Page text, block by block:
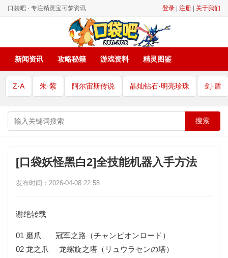
口袋吧 · 专注精灵宝可梦资讯 登录 注册 关于我们
新闻资讯 攻略秘籍 游戏资料 精灵图鉴
Z·A 朱·紫 阿尔宙斯传说 晶灿钻石·明亮珍珠 剑·盾
搜索
[口袋妖怪黑白2]全技能机器入手方法
发布时间：2026-04-08 22:58
谢绝转载
01 磨爪 冠军之路（チャンピオンロード）
02 龙之爪 龙螺旋之塔（リュウラセンの塔）